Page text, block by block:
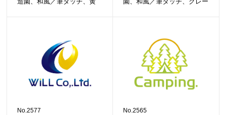
No.2577 No.2565